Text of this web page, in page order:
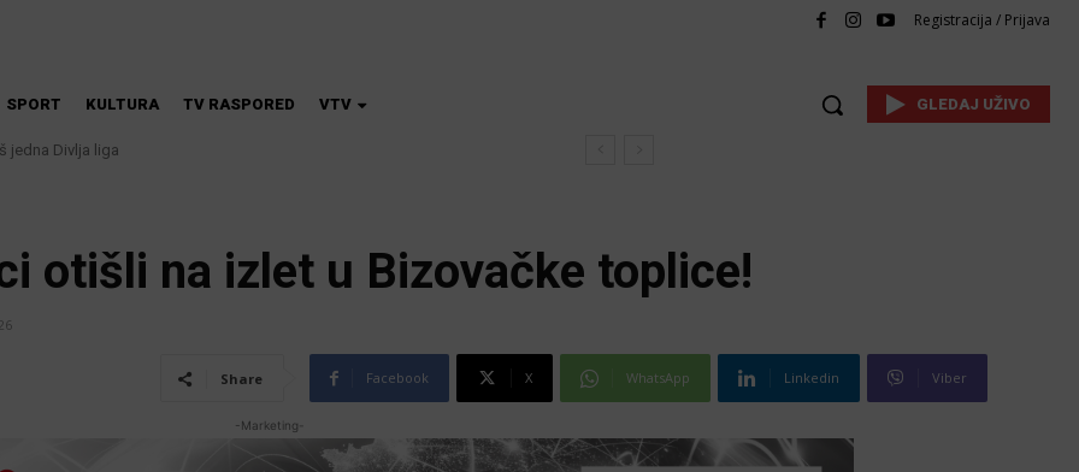
Registracija / Prijava
SPORT KULTURA TV RASPORED VTV
jedna Divlja liga
škola magije
GLEDAJ UŽIVO
otišli na izlet u Bizovačke toplice!
Share Facebook X WhatsApp Linkedin Viber
-Marketing-